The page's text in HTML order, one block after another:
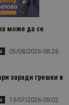
може да се
05/08/2026 08:28
заради грешки в
13/07/2026 09:02